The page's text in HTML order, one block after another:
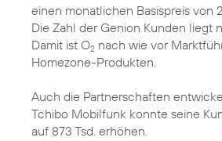
einen monatlichen Basispreis von
Die Zahl der Genion Kunden liegt
Damit ist O2 nach wie vor
Homezone-Produkten.
Auch die Partnerschaften
Tchibo Mobilfunk konnte seine
auf 873 Tsd. erhöhen.